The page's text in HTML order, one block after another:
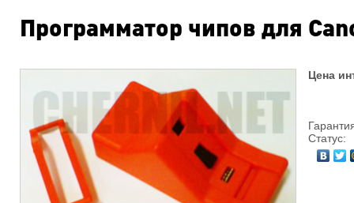
Программатор чипов для
Цена
Статус: